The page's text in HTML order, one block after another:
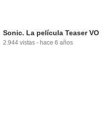
Sonic. La película Teaser VO
2.944 vistas - hace 6 años